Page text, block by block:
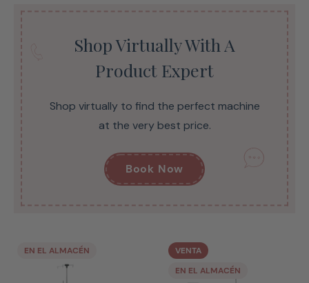
Shop Virtually With A
Product Expert
Shop virtually to find the perfect machine
at the very best price.
Book Now
EN EL ALMACÉN
VENTA
EN EL ALMACÉN